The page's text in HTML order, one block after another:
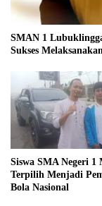
SMAN 1
Siswa SMA Negeri 1
Terpilih Menjadi
Bola Nasional